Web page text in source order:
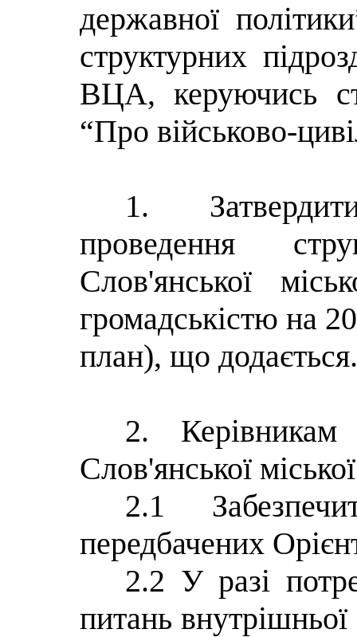
державної
структурних
ВЦА, керуючись
“Про військово-
1. За
проведення
Слов'янської
громадськістю на
план), що додається.
2. Керівникам
Слов'янської
2.1
передбачених
2.2 У разі
питань